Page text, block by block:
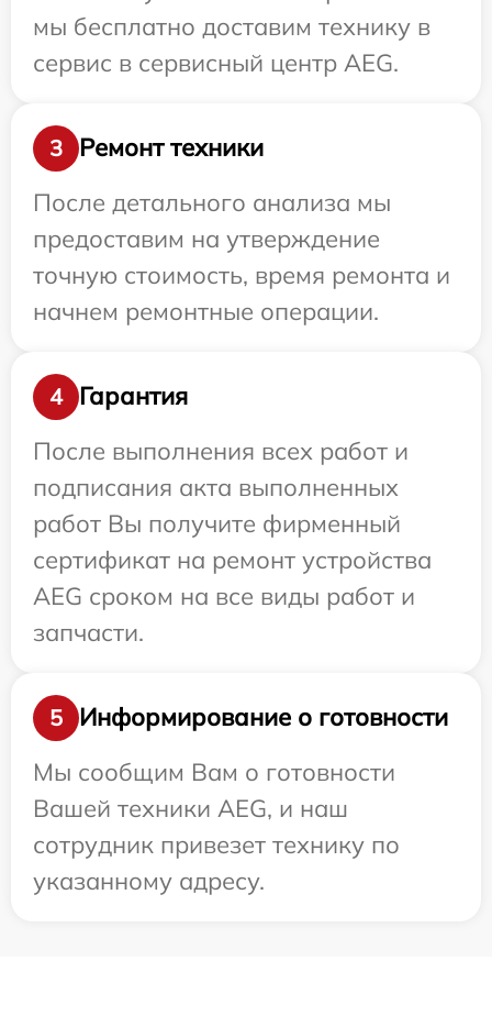
мы бесплатно доставим технику в
сервис в сервисный центр AEG.
3
Ремонт техники
После детального анализа мы
предоставим на утверждение
точную стоимость, время ремонта и
начнем ремонтные операции.
4
Гарантия
После выполнения всех работ и
подписания акта выполненных
работ Вы получите фирменный
сертификат на ремонт устройства
AEG сроком на все виды работ и
запчасти.
5
Информирование о готовности
Мы сообщим Вам о готовности
Вашей техники AEG, и наш
сотрудник привезет технику по
указанному адресу.